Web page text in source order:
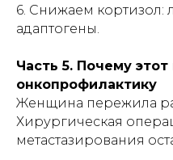
6. Снижаем кортизол:
адаптогены.
Часть 5. Почему
онкопрофилактику
Женщина пережила
Хирургическая
метастазирования